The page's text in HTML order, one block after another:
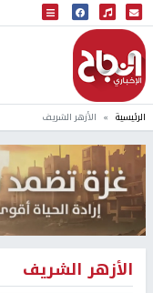
البث المباشر
إذاعة النجاح
الرئيسية الأزهر الشريف
الأزهر الشريف